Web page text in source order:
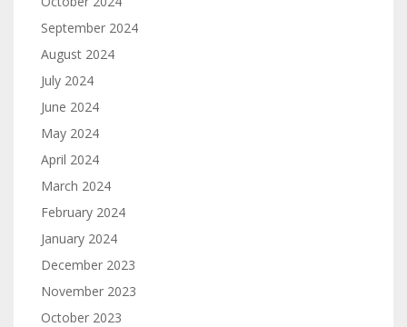
September 2024
August 2024
July 2024
June 2024
May 2024
April 2024
March 2024
February 2024
January 2024
December 2023
November 2023
October 2023